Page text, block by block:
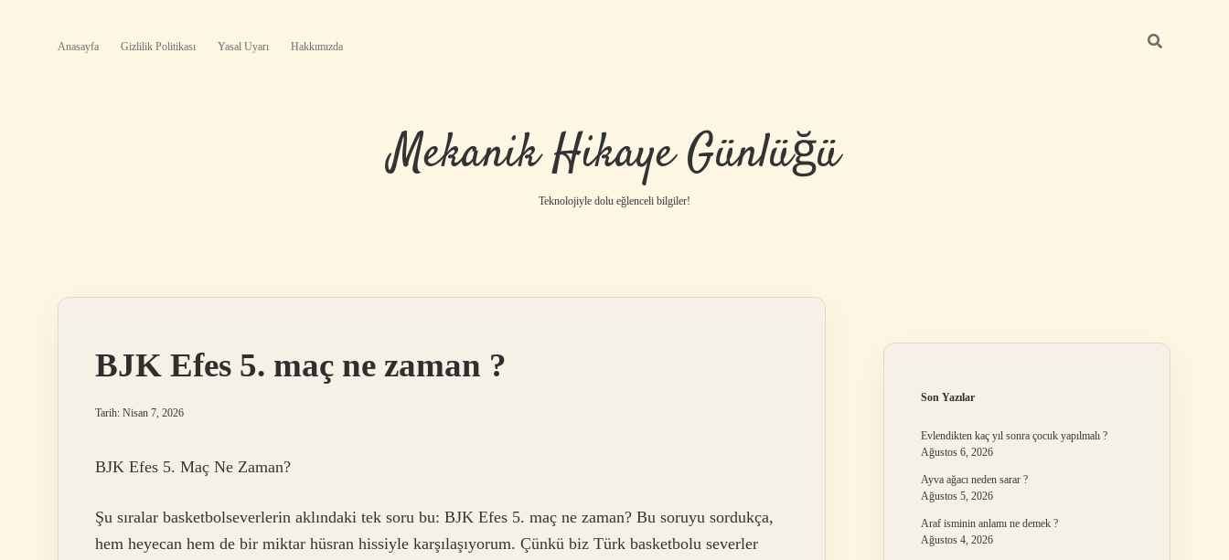
Anasayfa Gizlilik Politikası Yasal Uyarı Hakkımızda
Mekanik Hikaye Günlüğü
Teknolojiyle dolu eğlenceli bilgiler!
BJK Efes 5. maç ne zaman ?
Tarih: Nisan 7, 2026
BJK Efes 5. Maç Ne Zaman?
Şu sıralar basketbolseverlerin aklındaki tek soru bu: BJK Efes 5. maç ne zaman? Bu soruyu sordukça,
hem heyecan hem de bir miktar hüsran hissiyle karşılaşıyorum. Çünkü biz Türk basketbolu severler
Son Yazılar
Evlendikten kaç yıl sonra çocuk yapılmalı ?
Ağustos 6, 2026
Ayva ağacı neden sarar ?
Ağustos 5, 2026
Araf isminin anlamı ne demek ?
Ağustos 4, 2026